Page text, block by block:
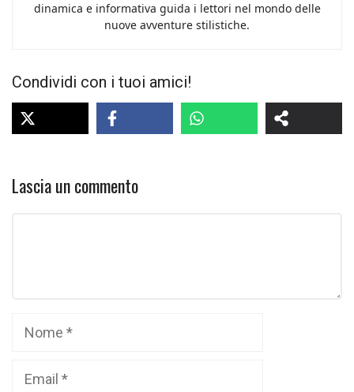
dinamica e informativa guida i lettori nel mondo delle
nuove avventure stilistiche.
Condividi con i tuoi amici!
Lascia un commento